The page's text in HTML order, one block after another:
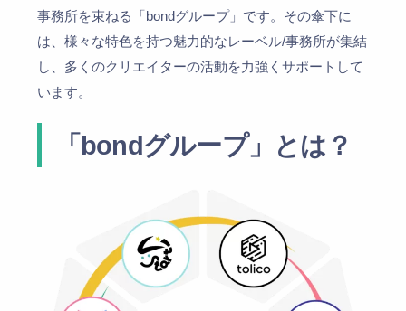
事務所を束ねる「bondグループ」です。その傘下に
は、様々な特色を持つ魅力的なレーベル/事務所が集結
し、多くのクリエイターの活動を力強くサポートして
います。
「bondグループ」とは？